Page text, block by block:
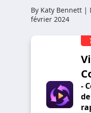
By Katy Bennett |
février 2024
-